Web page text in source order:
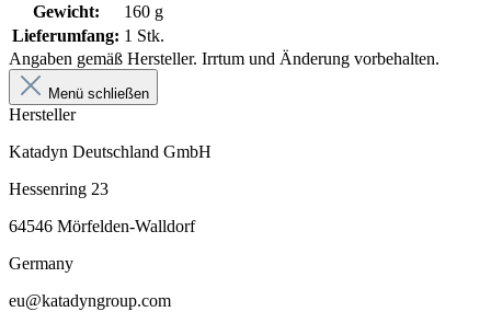
Gewicht:
160 g
Lieferumfang: 1 Stk.
Angaben gemäß Hersteller. Irrtum und Änderung vorbehalten.
Menü schließen
Hersteller
Katadyn Deutschland GmbH
Hessenring 23
64546 Mörfelden-Walldorf
Germany
eu@katadyngroup.com